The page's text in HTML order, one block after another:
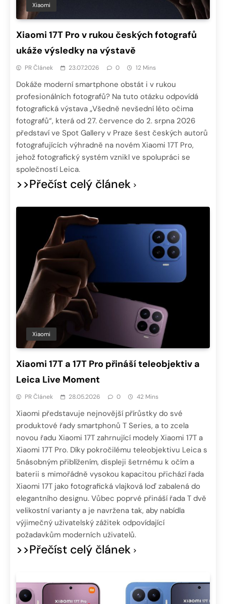
Xiaomi
Xiaomi 17T Pro v rukou českých fotografů
ukáže výsledky na výstavě
PR Článek 23.07.2026 0 12 Mins
Dokáže moderní smartphone obstát i v rukou
profesionálních fotografů? Na tuto otázku odpovídá
fotografická výstava „Všedně nevšední léto očima
fotografů“, která od 27. července do 2. srpna 2026
představí ve Spot Gallery v Praze šest českých autorů
fotografujících výhradně na novém Xiaomi 17T Pro,
jehož fotografický systém vznikl ve spolupráci se
společností Leica.
>>Přečíst celý článek
Xiaomi
Xiaomi 17T a 17T Pro přináší teleobjektiv a
Leica Live Moment
PR Článek 28.05.2026 0 42 Mins
Xiaomi představuje nejnovější přírůstky do své
produktové řady smartphonů T Series, a to zcela
novou řadu Xiaomi 17T zahrnující modely Xiaomi 17T a
Xiaomi 17T Pro. Díky pokročilému teleobjektivu Leica s
5násobným přiblížením, displeji šetrnému k očím a
baterii s mimořádně vysokou kapacitou přichází řada
Xiaomi 17T jako fotografická vlajková loď zabalená do
elegantního designu. Vůbec poprvé přináší řada T dvě
velikostní varianty a je navržena tak, aby nabídla
výjimečný uživatelský zážitek odpovídající
požadavkům moderních uživatelů.
>>Přečíst celý článek